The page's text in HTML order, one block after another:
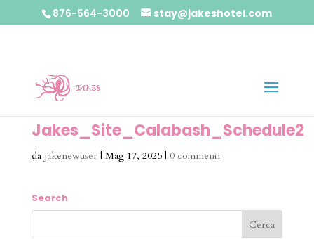
876-564-3000 stay@jakeshotel.com
Jakes_Site_Calabash_Schedule2
da jakenewuser| Mag 17, 2025| 0 commenti
Search